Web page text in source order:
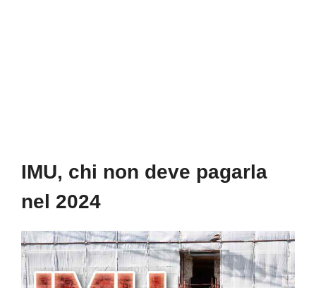
IMU, chi non deve pagarla
nel 2024